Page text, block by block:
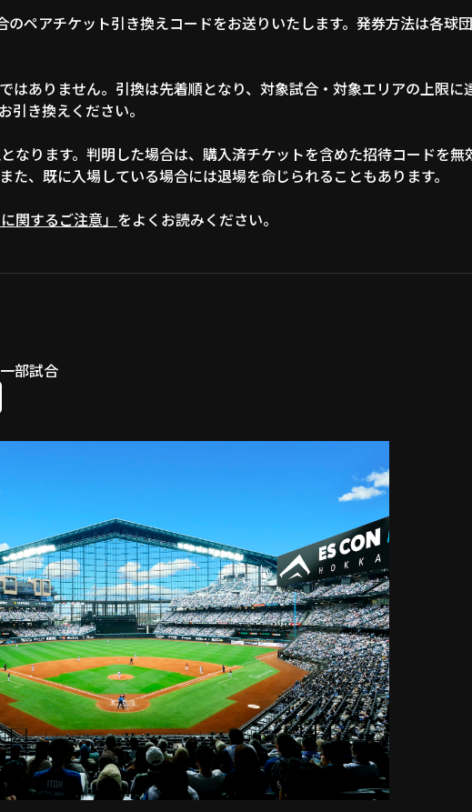
ペアチケット引き換えコードをお送りいたします。発券方法は各球
はありません。引換は先着順となり、対象試合・対象エリアの上限に
引き換えください。
なります。判明した場合は、購入済チケットを含めた招待コードを無
、既に入場している場合には退場を命じられることもあります。
関するご注意」 をよくお読みください。
部試合